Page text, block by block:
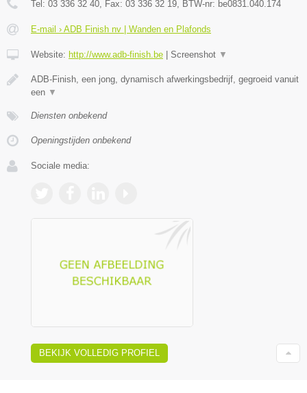
Tel: 03 336 32 40, Fax: 03 336 32 19, BTW-nr: be0831.040.174
E-mail › ADB Finish nv | Wanden en Plafonds
Website: http://www.adb-finish.be Screenshot ▼
ADB-Finish, een jong, dynamisch afwerkingsbedrijf, gegroeid vanuit
een ▼
Diensten onbekend
Openingstijden onbekend
Sociale media:
BEKIJK VOLLEDIG PROFIEL